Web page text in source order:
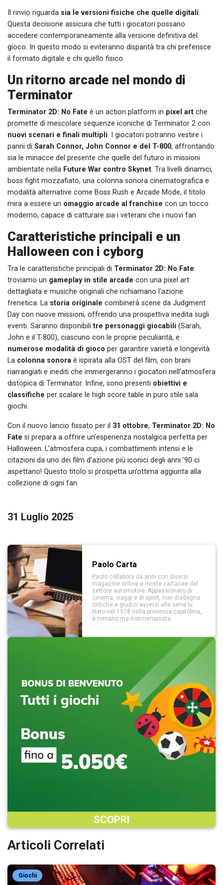
Il rinvio riguarda sia le versioni fisiche che quelle digitali.
Questa decisione assicura che tutti i giocatori possano
accedere contemporaneamente alla versione definitiva del
gioco. In questo modo si eviteranno disparità tra chi preferisce
il formato digitale e chi quello fisico.
Un ritorno arcade nel mondo di
Terminator
Terminator 2D: No Fate è un action platform in pixel art che
promette di mescolare sequenze iconiche di Terminator 2 con
nuovi scenari e finali multipli. I giocatori potranno vestire i
panni di Sarah Connor, John Connor e del T-800, affrontando
sia le minacce del presente che quelle del futuro in missioni
ambientate nella Future War contro Skynet. Tra livelli dinamici,
boss fight mozzafiato, una colonna sonora cinematografica e
modalità alternative come Boss Rush e Arcade Mode, il titolo
mira a essere un omaggio arcade al franchise con un tocco
moderno, capace di catturare sia i veterani che i nuovi fan.
Caratteristiche principali e un
Halloween con i cyborg
Tra le caratteristiche principali di Terminator 2D: No Fate
troviamo un gameplay in stile arcade con una pixel art
dettagliata e musiche originali che richiamano l’azione
frenetica. La storia originale combinerà scene da Judgment
Day con nuove missioni, offrendo una prospettiva inedita sugli
eventi. Saranno disponibilitre personaggi giocabili (Sarah,
John e il T-800), ciascuno con le proprie peculiarità, e
numerose modalità di gioco per garantire varietà e longevità.
La colonna sonora è ispirata alla OST del film, con brani
riarrangiati e inediti che immergeranno i giocatori nell’atmosfera
distopica di Terminator. Infine, sono presenti obiettivi e
classifiche per scalare le high score table in puro stile sala
giochi.
Con il nuovo lancio fissato per il 31 ottobre, Terminator 2D: No
Fate si prepara a offrire un’esperienza nostalgica perfetta per
Halloween. L’atmosfera cupa, i combattimenti intensi e le
citazioni da uno dei film d’azione più iconici degli anni ’90 ci
aspettano! Questo titolo si prospetta un’ottima aggiunta alla
collezione di ogni fan.
31 Luglio 2025
Paolo Carta
Paolo collabora da anni con diversi
magazine online e riviste cartacee del
settore automotive. Appassionato di
cinema, viaggi e di sport, non disdegna
critiche e giudizi avversi alle serie tv.
Nato nel 1978 nella provincia capitolina,
è romano ma non romanista.
SCOPRI
Articoli Correlati
Giochi